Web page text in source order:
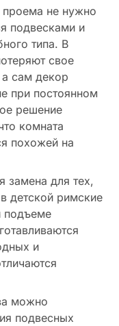
не нужно
подвесками и
типа. В
свое
а сам декор
при постоянном
решение
комната
похожей на
замена для тех,
детской римские
подъеме
и
можно
подвесных